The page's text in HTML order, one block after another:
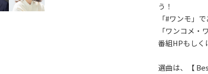
う！
「#ワンモ」
「ワンコメ・
番組HPもしく
選曲は、【